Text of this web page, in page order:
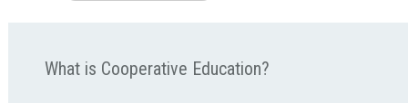
What is Cooperative Education?